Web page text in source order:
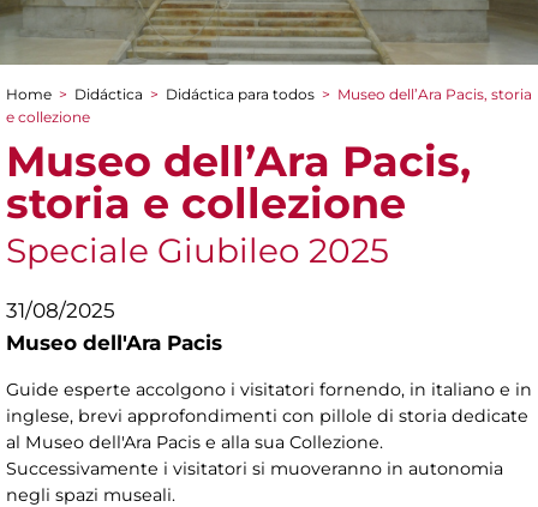
You are here
Home > Didáctica > Didáctica para todos > Museo dell’Ara Pacis, storia
e collezione
Museo dell’Ara Pacis,
storia e collezione
Speciale Giubileo 2025
31/08/2025
Museo dell'Ara Pacis
Guide esperte accolgono i visitatori fornendo, in italiano e in
inglese, brevi approfondimenti con pillole di storia dedicate
al Museo dell'Ara Pacis e alla sua Collezione.
Successivamente i visitatori si muoveranno in autonomia
negli spazi museali.